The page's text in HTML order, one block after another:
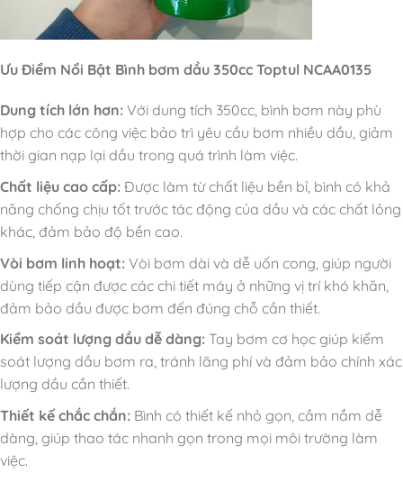
Ưu Điểm Nổi Bật Bình bơm dầu 350cc Toptul NCAA0135
Dung tích lớn hơn: Với dung tích 350cc, bình bơm này phù
hợp cho các công việc bảo trì yêu cầu bơm nhiều dầu, giảm
thời gian nạp lại dầu trong quá trình làm việc.
Chất liệu cao cấp: Được làm từ chất liệu bền bỉ, bình có khả
năng chống chịu tốt trước tác động của dầu và các chất lỏng
khác, đảm bảo độ bền cao.
Vòi bơm linh hoạt: Vòi bơm dài và dễ uốn cong, giúp người
dùng tiếp cận được các chi tiết máy ở những vị trí khó khăn,
đảm bảo dầu được bơm đến đúng chỗ cần thiết.
Kiểm soát lượng dầu dễ dàng: Tay bơm cơ học giúp kiểm
soát lượng dầu bơm ra, tránh lãng phí và đảm bảo chính xác
lượng dầu cần thiết.
Thiết kế chắc chắn: Bình có thiết kế nhỏ gọn, cầm nắm dễ
dàng, giúp thao tác nhanh gọn trong mọi môi trường làm
việc.